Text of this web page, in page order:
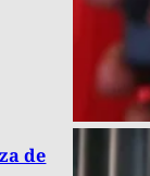
de